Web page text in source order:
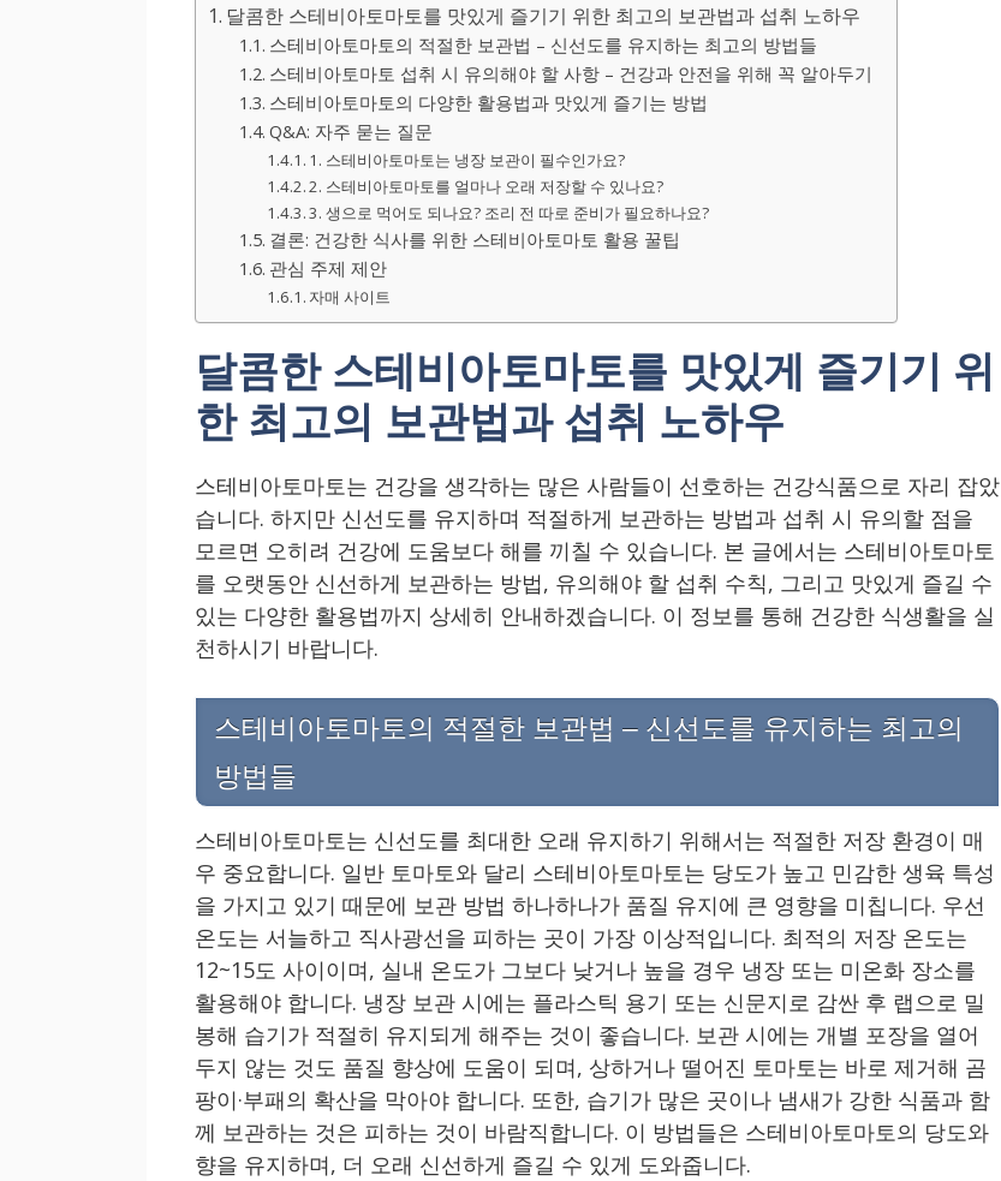
달콤한 스테비아토마토를 맛있게 즐기기 위한 최고의 보관법과 섭취 노하우
스테비아토마토의 적절한 보관법 – 신선도를 유지하는 최고의 방법들
스테비아토마토 섭취 시 유의해야 할 사항 – 건강과 안전을 위해 꼭 알아두기
스테비아토마토의 다양한 활용법과 맛있게 즐기는 방법
Q&A: 자주 묻는 질문
1. 스테비아토마토는 냉장 보관이 필수인가요?
2. 스테비아토마토를 얼마나 오래 저장할 수 있나요?
3. 생으로 먹어도 되나요? 조리 전 따로 준비가 필요하나요?
결론: 건강한 식사를 위한 스테비아토마토 활용 꿀팁
관심 주제 제안
자매 사이트
달콤한 스테비아토마토를 맛있게 즐기기 위
한 최고의 보관법과 섭취 노하우
스테비아토마토는 건강을 생각하는 많은 사람들이 선호하는 건강식품으로 자리 잡았
습니다. 하지만 신선도를 유지하며 적절하게 보관하는 방법과 섭취 시 유의할 점을
모르면 오히려 건강에 도움보다 해를 끼칠 수 있습니다. 본 글에서는 스테비아토마토
를 오랫동안 신선하게 보관하는 방법, 유의해야 할 섭취 수칙, 그리고 맛있게 즐길 수
있는 다양한 활용법까지 상세히 안내하겠습니다. 이 정보를 통해 건강한 식생활을 실
천하시기 바랍니다.
스테비아토마토의 적절한 보관법 – 신선도를 유지하는 최고의
방법들
스테비아토마토는 신선도를 최대한 오래 유지하기 위해서는 적절한 저장 환경이 매
우 중요합니다. 일반 토마토와 달리 스테비아토마토는 당도가 높고 민감한 생육 특성
을 가지고 있기 때문에 보관 방법 하나하나가 품질 유지에 큰 영향을 미칩니다. 우선
온도는 서늘하고 직사광선을 피하는 곳이 가장 이상적입니다. 최적의 저장 온도는
12~15도 사이이며, 실내 온도가 그보다 낮거나 높을 경우 냉장 또는 미온화 장소를
활용해야 합니다. 냉장 보관 시에는 플라스틱 용기 또는 신문지로 감싼 후 랩으로 밀
봉해 습기가 적절히 유지되게 해주는 것이 좋습니다. 보관 시에는 개별 포장을 열어
두지 않는 것도 품질 향상에 도움이 되며, 상하거나 떨어진 토마토는 바로 제거해 곰
팡이·부패의 확산을 막아야 합니다. 또한, 습기가 많은 곳이나 냄새가 강한 식품과 함
께 보관하는 것은 피하는 것이 바람직합니다. 이 방법들은 스테비아토마토의 당도와
향을 유지하며, 더 오래 신선하게 즐길 수 있게 도와줍니다.